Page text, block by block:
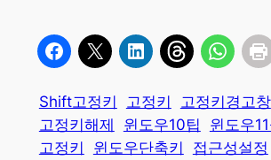
Shift고정키 고정키 고정키경고창
고정키해제
윈도우10팁 윈도우
고정키
윈도우단축키 접근성설정